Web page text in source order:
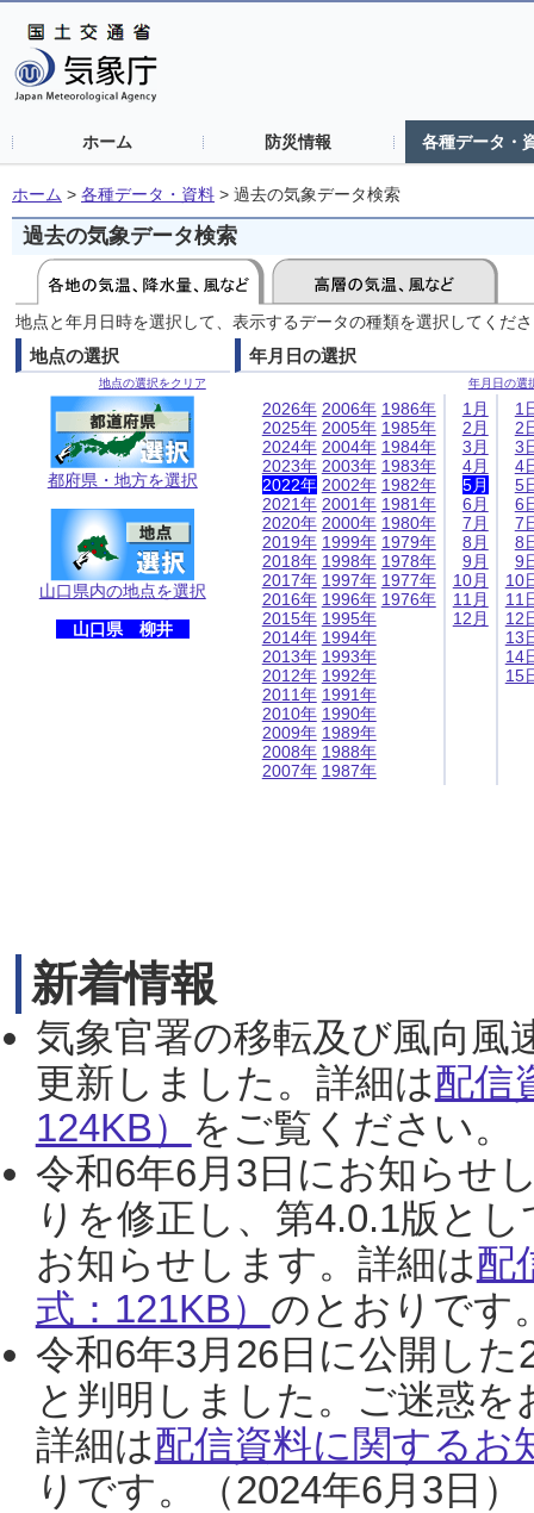
ホーム 防災情報 各種データ・
ホーム > 各種データ・資料 > 過去の気象データ検索
過去の気象データ検索
地点と年月日時を選択して、表示するデータの種類を選択してくだ
地点の選択
地点の選択をクリア
都府県・地方を選択
山口県内の地点を選択
山口県 柳井
年月日の選択
年月日の選
2026年
2025年
2024年
2023年
2022年
2021年
2020年
2019年
2018年
2017年
2016年
2015年
2014年
2013年
2012年
2011年
2010年
2009年
2008年
2007年
2006年
2005年
2004年
2003年
2002年
2001年
2000年
1999年
1998年
1997年
1996年
1995年
1994年
1993年
1992年
1991年
1990年
1989年
1988年
1987年
1986年
1985年
1984年
1983年
1982年
1981年
1980年
1979年
1978年
1977年
1976年
1月
2月
3月
4月
5月
6月
7月
8月
9月
10月
11月
12月
1
2
3
4
5
6
7
8
9
10
11
12
13
14
15
新着情報
気象官署の移転及び風向風
更新しました。詳細は配信
124KB） をご覧ください。
令和6年6月3日にお知らせ
りを修正し、第4.0.1版と
お知らせします。詳細は配
式：121KB） のとおりです
令和6年3月26日に公開し
と判明しました。ご迷惑
詳細は配信資料に関するお
りです。（2024年6月3日）